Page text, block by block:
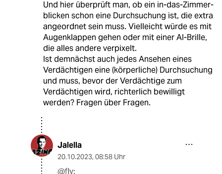
Und hier überprüft man, ob ein in-das-Zimmer-
blicken schon eine Durchsuchung ist, die extra
angeordnet sein muss. Vielleicht würde es mit
Augenklappen gehen oder mit einer AI-Brille,
die alles andere verpixelt.
Ist demnächst auch jedes Ansehen eines
Verdächtigen eine (körperliche) Durchsuchung
und muss, bevor der Verdächtige zum
Verdächtigen wird, richterlich bewilligt
werden? Fragen über Fragen.
Jalella
20.10.2023, 08:58 Uhr
@fly: